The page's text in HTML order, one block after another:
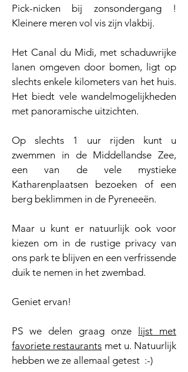
Pick-nicken bij zonsondergang !
Kleinere meren vol vis zijn vlakbij.
Het Canal du Midi, met schaduwrijke
lanen omgeven door bomen, ligt op
slechts enkele kilometers van het huis.
Het biedt vele wandelmogelijkheden
met panoramische uitzichten.
Op slechts 1 uur rijden kunt u
zwemmen in de Middellandse Zee,
een van de vele mystieke
Katharenplaatsen bezoeken of een
berg beklimmen in de Pyreneeën.
Maar u kunt er natuurlijk ook voor
kiezen om in de rustige privacy van
ons park te blijven en een verfrissende
duik te nemen in het zwembad.
Geniet ervan!
PS we delen graag onze
lijst met
favoriete restaurants met u. Natuurlijk
hebben we ze allemaal getest :-)